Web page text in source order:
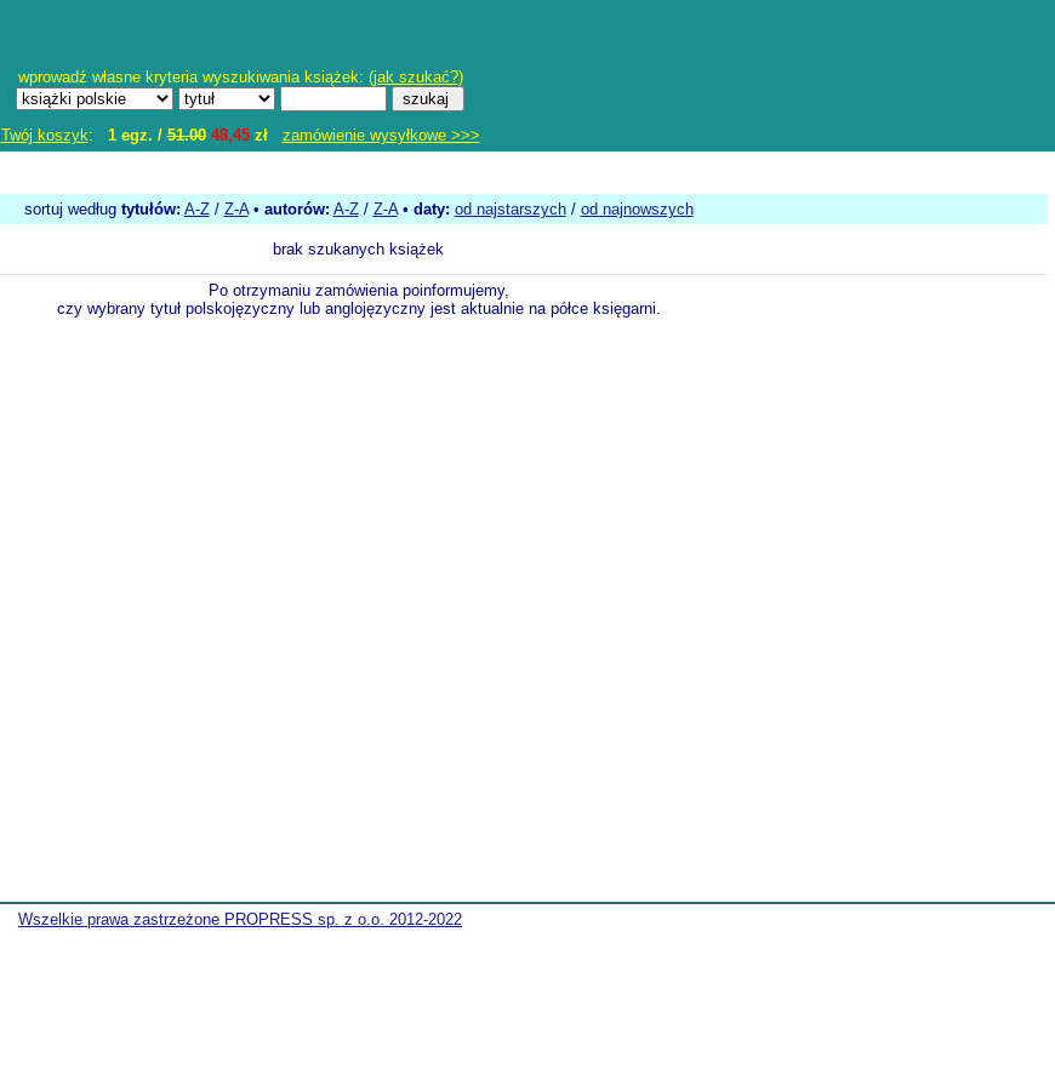
wprowadź własne kryteria wyszukiwania książek: (jak szukać?)
Twój koszyk: 1 egz. /51.00 48,45zł
zamówienie wysyłkowe >>>
sortuj według tytułów: A-Z/ Z-A• autorów: A-Z/ Z-A• daty: od najstarszych/ od najnowszych
brak szukanych książek
Po otrzymaniu zamówienia poinformujemy,
czy wybrany tytuł polskojęzyczny lub anglojęzyczny jest aktualnie na półce księgarni.
Wszelkie prawa zastrzeżone PROPRESS sp. z o.o. 2012-2022